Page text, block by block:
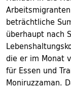
beträchtliche
überhaupt nach
die er im Monat
für Essen und
Moniruzzaman.